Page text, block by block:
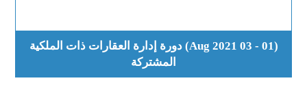
(01 - 03 Aug 2021) دورة إدارة العقارات ذات الملكية
المشتركة